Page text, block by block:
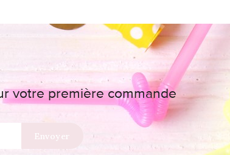
votre première commande